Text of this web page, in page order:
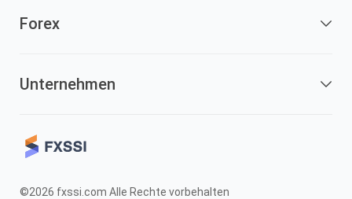
Forex
Unternehmen
©2026 fxssi.com Alle Rechte vorbehalten